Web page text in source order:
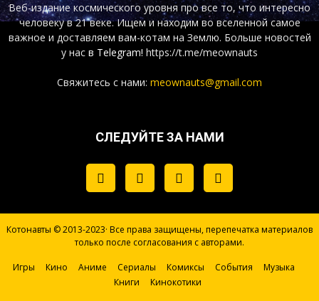
Веб-издание космического уровня про все то, что интересно
человеку в 21 веке. Ищем и находим во вселенной самое
важное и доставляем вам-котам на Землю. Больше новостей
у нас в Telegram! https://t.me/meownauts
Свяжитесь с нами: meownauts@gmail.com
СЛЕДУЙТЕ ЗА НАМИ
Котонавты © 2013-2023· Все права защищены, перепечатка материалов
только после согласования с авторами.
Игры Кино Аниме Сериалы Комиксы События
Музыка
Книги
Кинокотики